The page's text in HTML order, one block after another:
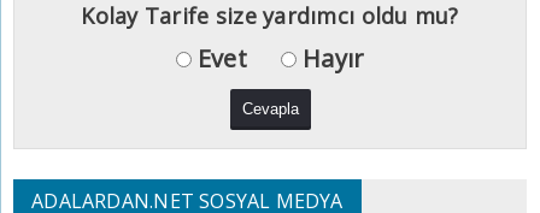
Kolay Tarife size yardımcı oldu mu?
Evet Hayır
ADALARDAN.NET SOSYAL MEDYA